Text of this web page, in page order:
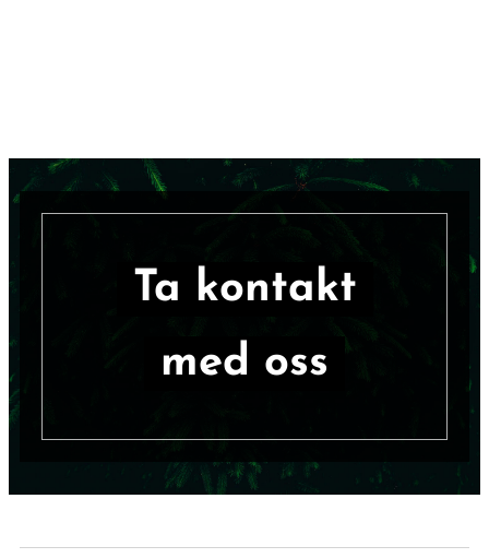
Ta kontakt
med oss